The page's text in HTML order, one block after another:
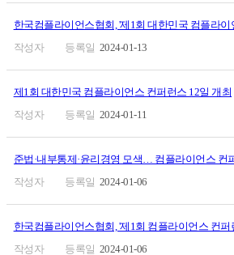
한국컴플라이언스협회, '제1회 대한민국 컴플라이
2024-01-13
제1회 대한민국 컴플라이언스 컨퍼런스 12일 개최
2024-01-11
준법·내부통제·윤리경영 모색… 컴플라이언스 컨
2024-01-06
한국컴플라이언스협회, '제1회 컴플라이언스 컨퍼
2024-01-06